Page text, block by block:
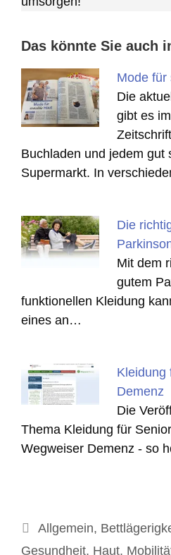
Das könnte Sie auch
Mode für
Die
gibt es im
Buchladen und jedem gut
Supermarkt. In
Die
Mit dem
gutem
funktionellen Kleidung
eines an…
Kleidung
Demenz
Die
Thema Kleidung für
Wegweiser Demenz - so
Kategorien
Allgemein,
Gesundheit, Haut,